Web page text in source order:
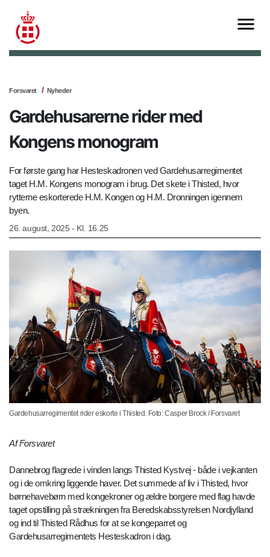
Forsvaret Nyheder
Gardehusarerne rider med
Kongens monogram
For første gang har Hesteskadronen ved Gardehusarregimentet
taget H.M. Kongens monogram i brug. Det skete i Thisted, hvor
rytterne eskorterede H.M. Kongen og H.M. Dronningen igennem
byen.
26. august, 2025 - Kl. 16.25
Gardehusarregimentet rider eskorte i Thisted. Foto: Casper Brock / Forsvaret
Af Forsvaret
Dannebrog flagrede i vinden langs Thisted Kystvej - både i vejkanten
og i de omkring liggende haver. Det summede af liv i Thisted, hvor
børnehavebørn med kongekroner og ældre borgere med flag havde
taget opstilling på strækningen fra Beredskabsstyrelsen Nordjylland
og ind til Thisted Rådhus for at se kongeparret og
Gardehusarregimentets Hesteskadron i dag.